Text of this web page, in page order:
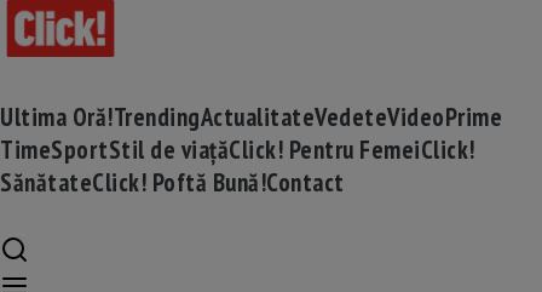
Ultima Oră!TrendingActualitateVedeteVideoPrime
TimeSportStil de viațăClick! Pentru FemeiClick!
SănătateClick! Poftă Bună!Contact